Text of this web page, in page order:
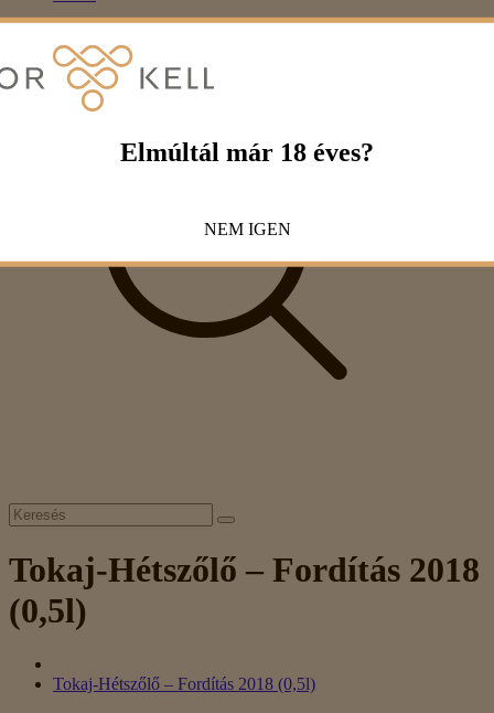
Tokaj-Hétszőlő – Fordítás 2018
(0,5l)
Tokaj-Hétszőlő – Fordítás 2018 (0,5l)
Elmúltál már 18 éves?
NEM IGEN